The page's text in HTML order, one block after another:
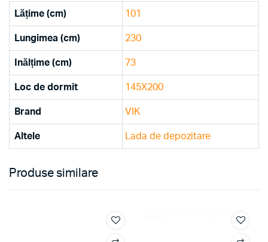
Lățime (cm) 101
Lungimea (cm) 230
Inălțime (cm) 73
Loc de dormit 145X200
Brand VIK
Altele Lada de depozitare
Produse similare